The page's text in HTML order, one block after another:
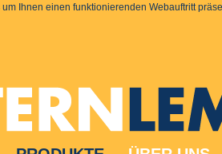
Ihnen einen funktionierenden Webauftritt